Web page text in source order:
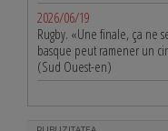
2026/06/19
Rugby. «Une finale, ça ne
basque peut ramener un
(Sud Ouest-en)